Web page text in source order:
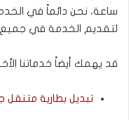
ساعة، نحن دائماً في
لتقديم الخدمة في جميع
قد يهمك أيضاً خدماتنا
تبديل بطارية متنقل